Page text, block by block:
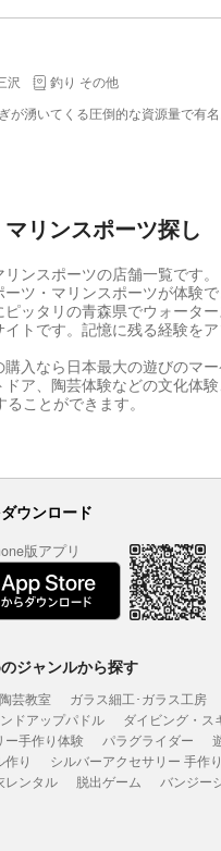
沢
釣り その他
リンスポーツ探し
ンスポーツの店舗一覧です。
ツ・マリンスポーツが体験
ッタリの青森県でウォータ
トです。記憶に残る経験を
入なら日本最大の遊びのマ
ア、陶芸体験などの文化体
ことができます。
ウンロード
版アプリ
ジャンルから探す
芸教室 ガラス細工･ガラス工房
ドアップパドル
ダイビング・ス
ー手作り体験
パラグライダー
作り
シルバーアクセサリー 手作
レンタル
脱出ゲーム バンジー